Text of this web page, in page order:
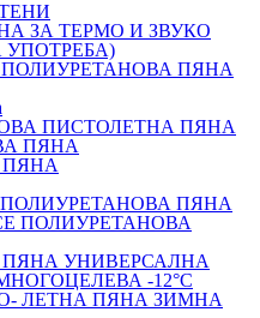
ЗА ТЕРМО И ЗВУКО
ПЯНА
ПИСТОЛЕТНА ПЯНА
ПЯНА
ПЯНА
ПОЛИУРЕТАНОВА ПЯНА
ПОЛИУРЕТАНОВА
ПЯНА УНИВЕРСАЛНА
-12°C
ЛЕТНА ПЯНА ЗИМНА